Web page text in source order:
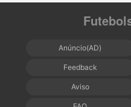
Anúncio(AD)
Feedback
Aviso